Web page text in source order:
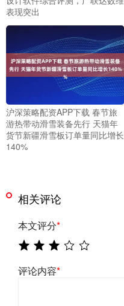
表现突出
沪深策略配资APP下载 春节旅
游热带动滑雪装备先行 天猫年
货节新疆滑雪板订单量同比增长
140%
相关评论
本文评分*
评论内容*